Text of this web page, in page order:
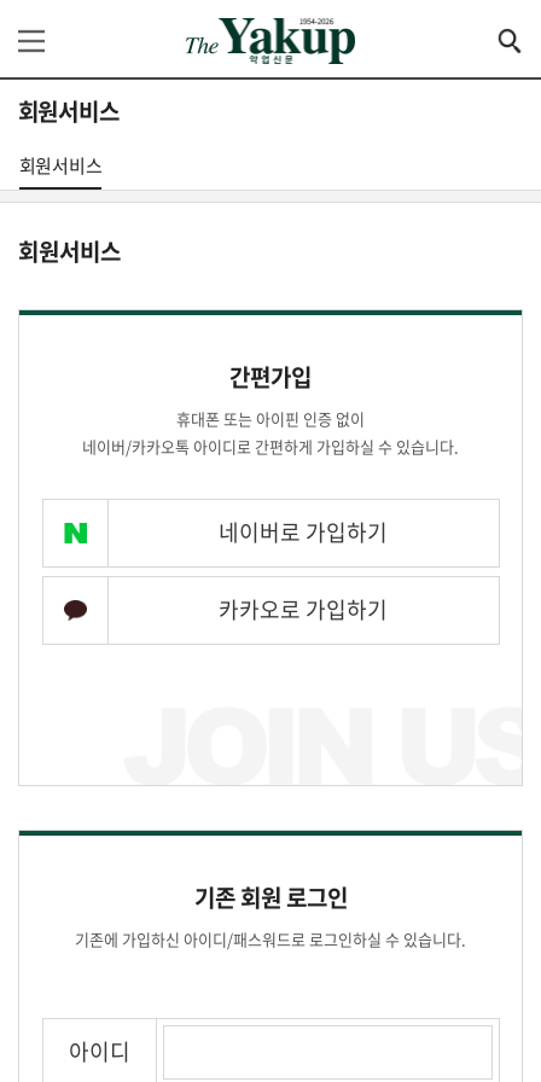
회원서비스
회원서비스
회원서비스
간편가입
휴대폰 또는 아이핀 인증 없이
네이버/카카오톡 아이디로 간편하게 가입하실 수 있습니다.
네이버로 가입하기
카카오로 가입하기
기존 회원 로그인
기존에 가입하신 아이디/패스워드로 로그인하실 수 있습니다.
아이디